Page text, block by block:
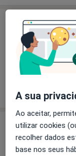
Especialistas
Ana
Dentista
Consultório
A sua
Ao aceitar,
utilizar cookies
recolher dados
base nos seus